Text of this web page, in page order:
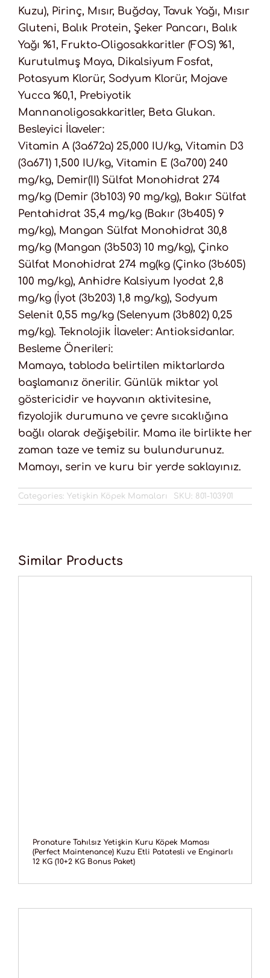
Kuzu), Pirinç, Mısır, Buğday, Tavuk Yağı, Mısır
Gluteni, Balık Protein, Şeker Pancarı, Balık
Yağı %1, Frukto-Oligosakkaritler (FOS) %1,
Kurutulmuş Maya, Dikalsiyum Fosfat,
Potasyum Klorür, Sodyum Klorür, Mojave
Yucca %0,1, Prebiyotik
Mannanoligosakkaritler, Beta Glukan.
Besleyici İlaveler:
Vitamin A (3a672a) 25,000 IU/kg, Vitamin D3
(3a671) 1,500 IU/kg, Vitamin E (3a700) 240
mg/kg, Demir(II) Sülfat Monohidrat 274
mg/kg (Demir (3b103) 90 mg/kg), Bakır Sülfat
Pentahidrat 35,4 mg/kg (Bakır (3b405) 9
mg/kg), Mangan Sülfat Monohidrat 30,8
mg/kg (Mangan (3b503) 10 mg/kg), Çinko
Sülfat Monohidrat 274 mg(kg (Çinko (3b605)
100 mg/kg), Anhidre Kalsiyum Iyodat 2,8
mg/kg (İyot (3b203) 1,8 mg/kg), Sodyum
Selenit 0,55 mg/kg (Selenyum (3b802) 0,25
mg/kg). Teknolojik İlaveler: Antioksidanlar.
Besleme Önerileri:
Mamaya, tabloda belirtilen miktarlarda
başlamanız önerilir. Günlük miktar yol
göstericidir ve hayvanın aktivitesine,
fizyolojik durumuna ve çevre sıcaklığına
bağlı olarak değişebilir. Mama ile birlikte her
zaman taze ve temiz su bulundurunuz.
Mamayı, serin ve kuru bir yerde saklayınız.
Categories: Yetişkin Köpek Mamaları SKU: 801-103901
Similar Products
Pronature Tahılsız Yetişkin Kuru Köpek Maması
(Perfect Maintenance) Kuzu Etli Patatesli ve Enginarlı
12 KG (10+2 KG Bonus Paket)